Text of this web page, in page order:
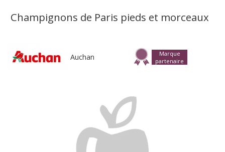
Champignons de Paris pieds et morceaux
Auchan
Marque
partenaire